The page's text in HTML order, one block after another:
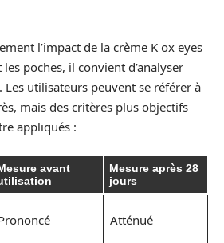
l’impact de la crème K ox eyes
poches, il convient d’analyser
utilisateurs peuvent se référer à
mais des critères plus objectifs
appliqués :
avant
Mesure après 28
jours
Atténué